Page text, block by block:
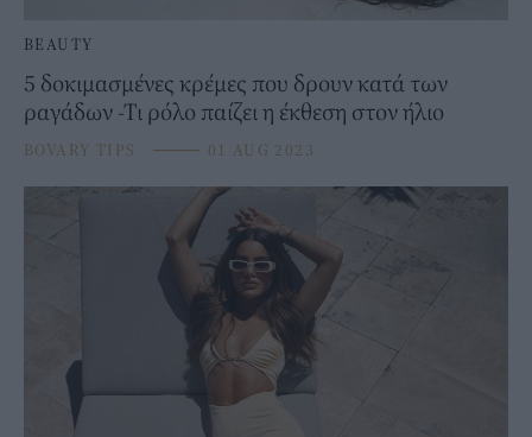
BEAUTY
5 δοκιμασμένες κρέμες που δρουν κατά των
ραγάδων -Τι ρόλο παίζει η έκθεση στον ήλιο
BOVARY TIPS ⸻ 01 AUG 2023